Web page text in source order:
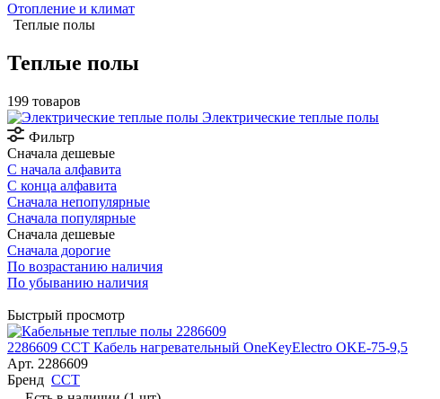
Отопление и климат
Теплые полы
Теплые полы
199 товаров
Электрические теплые полы
Фильтр
Сначала дешевые
С начала алфавита
С конца алфавита
Сначала непопулярные
Сначала популярные
Сначала дешевые
Сначала дорогие
По возрастанию наличия
По убыванию наличия
Быстрый просмотр
2286609 ССТ Кабель нагревательный OneKeyElectro OKE-75-9,5
Арт. 2286609
Бренд ССТ